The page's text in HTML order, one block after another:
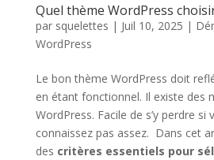
Quel thème WordPress
par squelettes | Juil 10, 2025 |
WordPress
Le bon thème WordPress doit
en étant fonctionnel. Il existe des
WordPress. Facile de s’y perdre si
connaissez pas assez. Dans cet
des critères essentiels pour